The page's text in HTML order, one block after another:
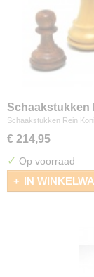
Schaakstukken
Schaakstukken Rein
€ 214,95
✓ Op voorraad
IN